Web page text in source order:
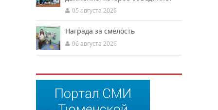
05 августа 2026
Награда за смелость
06 августа 2026